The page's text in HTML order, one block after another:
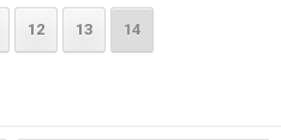
12 13 14